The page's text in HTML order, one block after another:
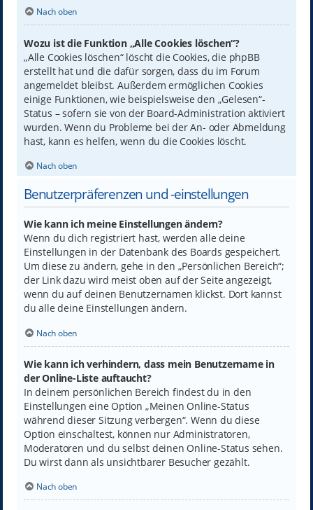
Nach oben
Wozu ist die Funktion „Alle Cookies löschen“?
„Alle Cookies löschen“ löscht die Cookies, die phpBB
erstellt hat und die dafür sorgen, dass du im Forum
angemeldet bleibst. Außerdem ermöglichen Cookies
einige Funktionen, wie beispielsweise den „Gelesen“-
Status – sofern sie von der Board-Administration aktiviert
wurden. Wenn du Probleme bei der An- oder Abmeldung
hast, kann es helfen, wenn du die Cookies löscht.
Nach oben
Benutzerpräferenzen und -einstellungen
Wie kann ich meine Einstellungen ändern?
Wenn du dich registriert hast, werden alle deine
Einstellungen in der Datenbank des Boards gespeichert.
Um diese zu ändern, gehe in den „Persönlichen Bereich“;
der Link dazu wird meist oben auf der Seite angezeigt,
wenn du auf deinen Benutzernamen klickst. Dort kannst
du alle deine Einstellungen ändern.
Nach oben
Wie kann ich verhindern, dass mein Benutzername in
der Online-Liste auftaucht?
In deinem persönlichen Bereich findest du in den
Einstellungen eine Option „Meinen Online-Status
während dieser Sitzung verbergen“. Wenn du diese
Option einschaltest, können nur Administratoren,
Moderatoren und du selbst deinen Online-Status sehen.
Du wirst dann als unsichtbarer Besucher gezählt.
Nach oben